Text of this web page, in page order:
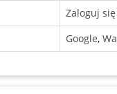
Zaloguj
Google,